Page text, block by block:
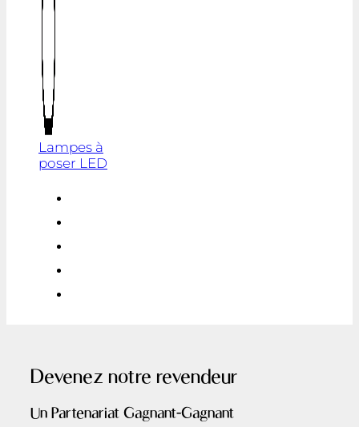
Lampes à
poser LED
Devenez notre revendeur
Un Partenariat Gagnant-Gagnant